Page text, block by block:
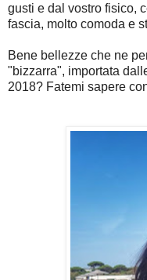
gusti e dal vostro fisico,
fascia, molto comoda e
Bene bellezze che ne
"bizzarra", importata
2018? Fatemi sapere